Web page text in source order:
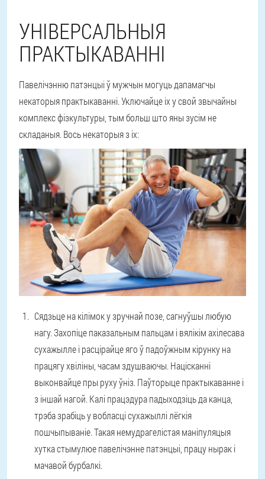
УНІВЕРСАЛЬНЫЯ
ПРАКТЫКАВАННІ
Павелічэнню патэнцыі ў мужчын могуць дапамагчы
некаторыя практыкаванні. Уключайце іх у свой звычайны
комплекс фізкультуры, тым больш што яны зусім не
складаныя. Вось некаторыя з іх:
Сядзьце на кілімок у зручнай позе, сагнуўшы любую
нагу. Захопіце паказальным пальцам і вялікім ахілесава
сухажылле і расцірайце яго ў падоўжным кірунку на
працягу хвіліны, часам здушваючы. Націсканні
выконвайце пры руху ўніз. Паўторыце практыкаванне і
з іншай нагой. Калі працэдура падыходзіць да канца,
трэба зрабіць у вобласці сухажыллі лёгкія
пошчыпываніе. Такая немудрагелістая маніпуляцыя
хутка стымулюе павелічэнне патэнцыі, працу нырак і
мачавой бурбалкі.